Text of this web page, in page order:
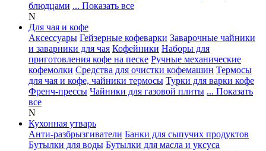
блюдцами ... Показать все
N
Для чая и кофе
Аксессуары Гейзерные кофеварки Заварочные чайники
и заварники для чая Кофейники Наборы для
приготовления кофе на песке Ручные механические
кофемолки Средства для очистки кофемашин Термосы
для чая и кофе, чайники термосы Турки для варки кофе
Френч-прессы Чайники для газовой плиты ... Показать
все
N
Кухонная утварь
Анти-разбрызгиватели Банки для сыпучих продуктов
Бутылки для воды Бутылки для масла и уксуса